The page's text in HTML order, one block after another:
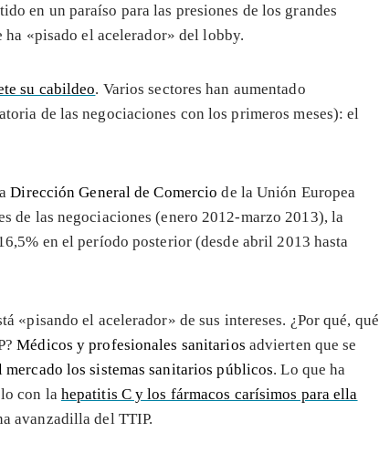
en un paraíso para las presiones de los grandes
ha «pisado el acelerador» del lobby.
su cabildeo. Varios sectores han aumentado
de las negociaciones con los primeros meses): el
Dirección General de Comercio de la Unión Europea
de las negociaciones (enero 2012-marzo 2013), la
en el período posterior (desde abril 2013 hasta
«pisando el acelerador» de sus intereses. ¿Por qué, qué
Médicos y profesionales sanitarios advierten que se
mercado los sistemas sanitarios públicos. Lo que ha
con la hepatitis C y los fármacos carísimos para ella
avanzadilla del TTIP.